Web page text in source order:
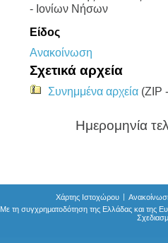
- Ιονίων Νήσων
Είδος
Ανακοίνωση
Σχετικά αρχεία
Συνημμένα αρχεία (ZIP
Ημερομηνία
Χάρτης Ιστοχώρου
Με τη συγχρηματοδότηση της Ελλάδας και της